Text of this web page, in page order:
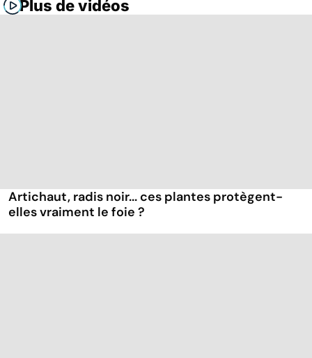
Plus de vidéos
Artichaut, radis noir... ces plantes protègent-
elles vraiment le foie ?